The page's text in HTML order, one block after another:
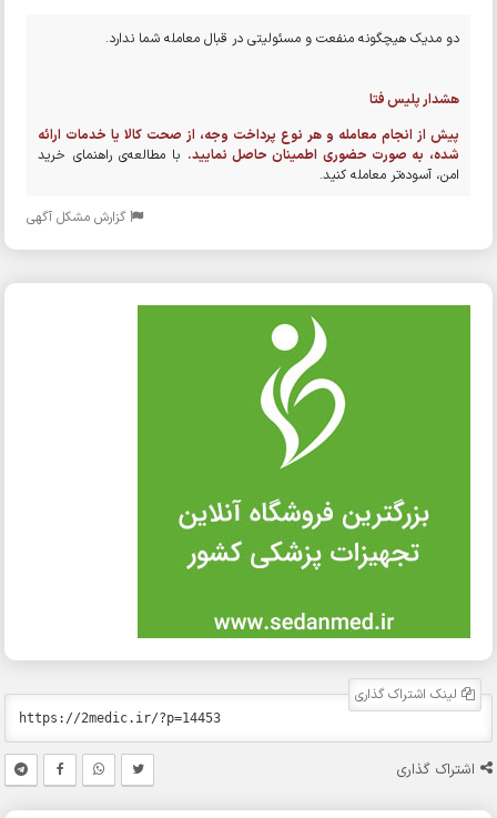
دو مدیک هیچگونه منفعت و مسئولیتی در قبال معامله شما ندارد.
هشدار پلیس فتا
پیش از انجام معامله و هر نوع پرداخت وجه، از صحت کالا یا خدمات ارائه
شده، به صورت حضوری اطمینان حاصل نمایید. با مطالعه‌ی راهنمای خرید
امن، آسوده‌تر معامله کنید.
گزارش مشکل آگهی
لینک اشتراک گذاری
اشتراک گذاری